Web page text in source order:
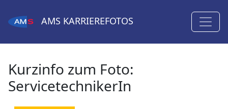
AMS KARRIEREFOTOS
Kurzinfo zum Foto:
ServicetechnikerIn